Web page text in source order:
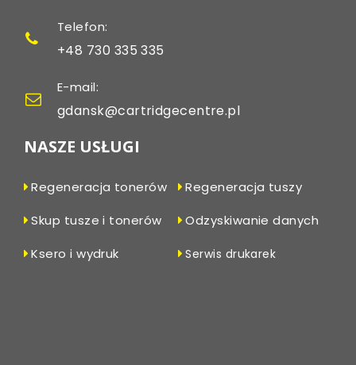
Telefon:
+48 730 335 335
E-mail:
gdansk@cartridgecentre.pl
NASZE USŁUGI
Regeneracja tonerów
Regeneracja tuszy
Skup tusze i tonerów
Odzyskiwanie danych
Ksero i wydruk
Serwis drukarek